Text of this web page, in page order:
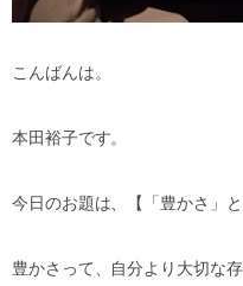
こんばんは。
本田裕子です。
今日のお題は、【「豊かさ」と
豊かさって、自分より大切な